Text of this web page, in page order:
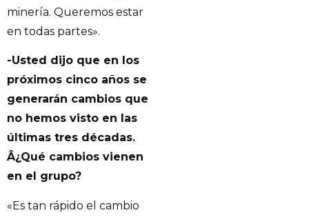
minería. Queremos estar
en todas partes».
-Usted dijo que en los
próximos cinco años se
generarán cambios que
no hemos visto en las
últimas tres décadas.
Â¿Qué cambios vienen
en el grupo?
«Es tan rápido el cambio